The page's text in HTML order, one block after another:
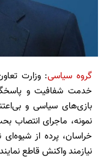
گروه سیاسی: وزارت
خدمت شفافیت و
بازی‌های سیاسی و
نمونه، ماجرای انتصاب
خراسان، پرده از شیوه‌ای
نیازمند واکنش قاطع